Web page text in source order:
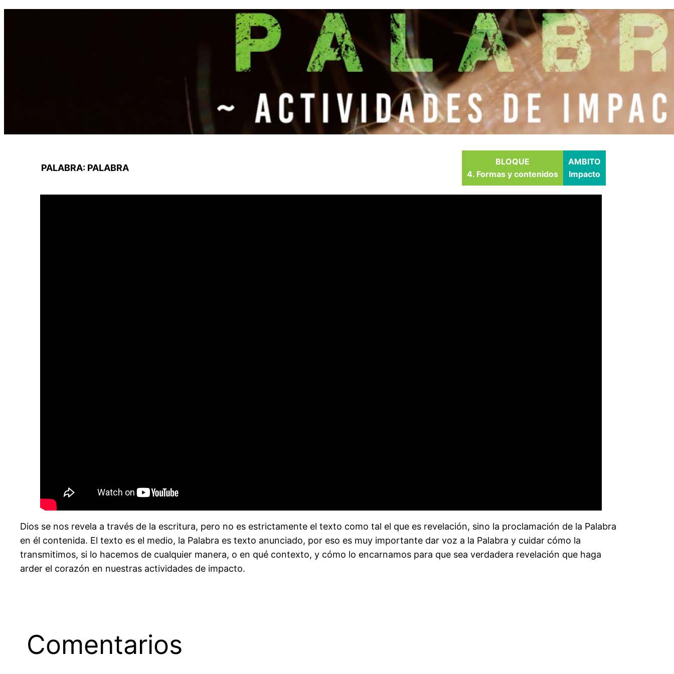
PALABRA: PALABRA
BLOQUE
4. Formas y contenidos
AMBITO
Impacto
Dios se nos revela a través de la escritura, pero no es estrictamente el texto como tal el que es revelación, sino la proclamación de la Palabra
en él contenida. El texto es el medio, la Palabra es texto anunciado, por eso es muy importante dar voz a la Palabra y cuidar cómo la
transmitimos, si lo hacemos de cualquier manera, o en qué contexto, y cómo lo encarnamos para que sea verdadera revelación que haga
arder el corazón en nuestras actividades de impacto.
Comentarios